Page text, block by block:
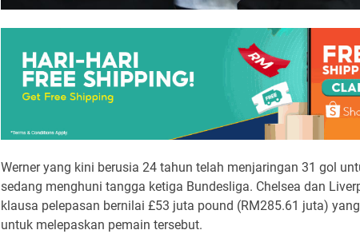
Werner yang kini berusia 24 tahun telah menjaringan 31 gol
sedang menghuni tangga ketiga Bundesliga. Chelsea dan
klausa pelepasan bernilai £53 juta pound (RM285.61 juta)
untuk melepaskan pemain tersebut.